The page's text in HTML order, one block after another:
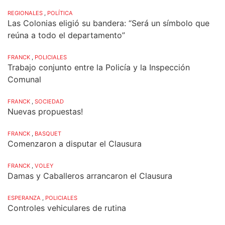
REGIONALES , POLÍTICA
Las Colonias eligió su bandera: “Será un símbolo que
reúna a todo el departamento”
FRANCK , POLICIALES
Trabajo conjunto entre la Policía y la Inspección
Comunal
FRANCK , SOCIEDAD
Nuevas propuestas!
FRANCK , BASQUET
Comenzaron a disputar el Clausura
FRANCK , VOLEY
Damas y Caballeros arrancaron el Clausura
ESPERANZA , POLICIALES
Controles vehiculares de rutina